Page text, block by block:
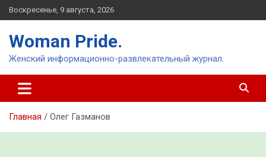
Перейти
к
Воскресенье, 9 августа, 2026
Woman Pride.
Женский информационно-развлекательный журнал.
Главная Олег Газманов